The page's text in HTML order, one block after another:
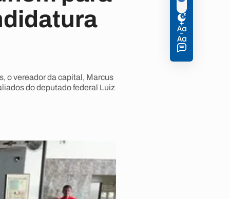
o vereador da capital, Marcus
do deputado federal Luiz